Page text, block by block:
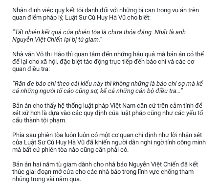
Nhận định việc quy kết tội danh đối với những bị can trong vụ án trên
quan điểm pháp lý, Luật Sư Cù Huy Hà Vũ cho biết:
“Tất nhiên kết quả của phiên tòa là chưa thỏa đáng. Nhất là anh
Nguyễn Việt Chiến lại bị tù giam.”
Nhà văn Võ thị Hảo thì quan tâm đến những hậu quả mà bản án có thể
để lại cho xã hội, đặc biệt tác động trực tiếp đến báo chí và các cơ
quan điều tra:
“Răn đe báo chí theo cái kiểu này thì không những là báo chí sợ mà kể
cả những người tố cáo cũng sợ, kể cả những cán bộ điều tra…”
Bản án cho thấy hệ thống luật pháp Việt Nam căn cứ trên cảm tính để
xét xử hơn là dựa vào các quy định của luật pháp cũng như các yếu tố
cấu thành tội phạm.
Phía sau phiên tòa luôn luôn có một cơ quan chỉ định như lời nhận xét
của Luật Sư Cù Huy Hà Vũ đã khiến người dân nghi ngờ tính công minh
mà bất cứ phiên tòa nào cũng cần phải có.
Bản án hai năm tù giam dành cho nhà báo Nguyễn Việt Chiến đã kết
thúc giai đoạn mở cửa cho các nhà báo trong lĩnh vực chống tham
nhũng trong vài năm qua.